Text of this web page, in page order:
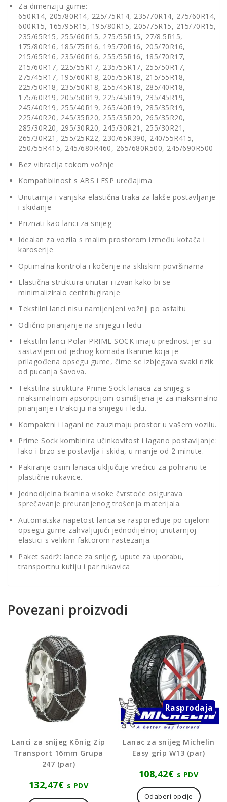
Za dimenziju gume:
650R14, 205/80R14, 225/75R14, 235/70R14, 275/60R14,
600R15, 165/95R15, 195/80R15, 205/75R15, 215/70R15,
235/65R15, 255/60R15, 275/55R15, 27/8.5R15,
175/80R16, 185/75R16, 195/70R16, 205/70R16,
215/65R16, 235/60R16, 255/55R16, 185/70R17,
215/60R17, 225/55R17, 235/55R17, 255/50R17,
275/45R17, 195/60R18, 205/55R18, 215/55R18,
225/50R18, 235/50R18, 255/45R18, 285/40R18,
175/60R19, 205/50R19, 225/45R19, 235/45R19,
245/40R19, 255/40R19, 265/40R19, 285/35R19,
225/40R20, 245/35R20, 255/35R20, 265/35R20,
285/30R20, 295/30R20, 245/30R21, 255/30R21,
265/30R21, 255/25R22, 230/65R390, 240/55R415,
250/55R415, 245/680R460, 265/680R500, 245/690R500
Bez vibracija tokom vožnje
Kompatibilnost s ABS i ESP uređajima
Unutarnja i vanjska elastična traka za lakše postavljanje
i skidanje
Priznati kao lanci za snijeg
Idealan za vozila s malim prostorom između kotača i
karoserije
Optimalna kontrola i kočenje na skliskim površinama
Elastična struktura unutar i izvan kako bi se
minimaliziralo centrifugiranje
Tekstilni lanci nisu namijenjeni vožnji po asfaltu
Odlično prianjanje na snijegu i ledu
Tekstilni lanci Polar PRIME SOCK imaju prednost jer su
sastavljeni od jednog komada tkanine koja je
prilagođena opsegu gume, čime se izbjegava svaki rizik
od pucanja šavova.
Tekstilna struktura Prime Sock lanaca za snijeg s
maksimalnom apsorpcijom osmišljena je za maksimalno
prianjanje i trakciju na snijegu i ledu.
Kompaktni i lagani ne zauzimaju prostor u vašem vozilu.
Prime Sock kombinira učinkovitost i lagano postavljanje:
lako i brzo se postavlja i skida, u manje od 2 minute.
Pakiranje osim lanaca uključuje vrećicu za pohranu te
plastične rukavice.
Jednodijelna tkanina visoke čvrstoće osigurava
sprečavanje preuranjenog trošenja materijala.
Automatska napetost lanca se raspoređuje po cijelom
opsegu gume zahvaljujući jednodijelnoj unutarnjoj
elastici s velikim faktorom rastezanja.
Paket sadrž: lance za snijeg, upute za uporabu,
transportnu kutiju i par rukavica
Povezani proizvodi
Lanci za snijeg König Zip
Transport 16mm Grupa
247 (par)
132,47€ s PDV
Rasprodaja
Lanac za snijeg Michelin
Easy grip W13 (par)
108,42€ s PDV
Odaberi opcije